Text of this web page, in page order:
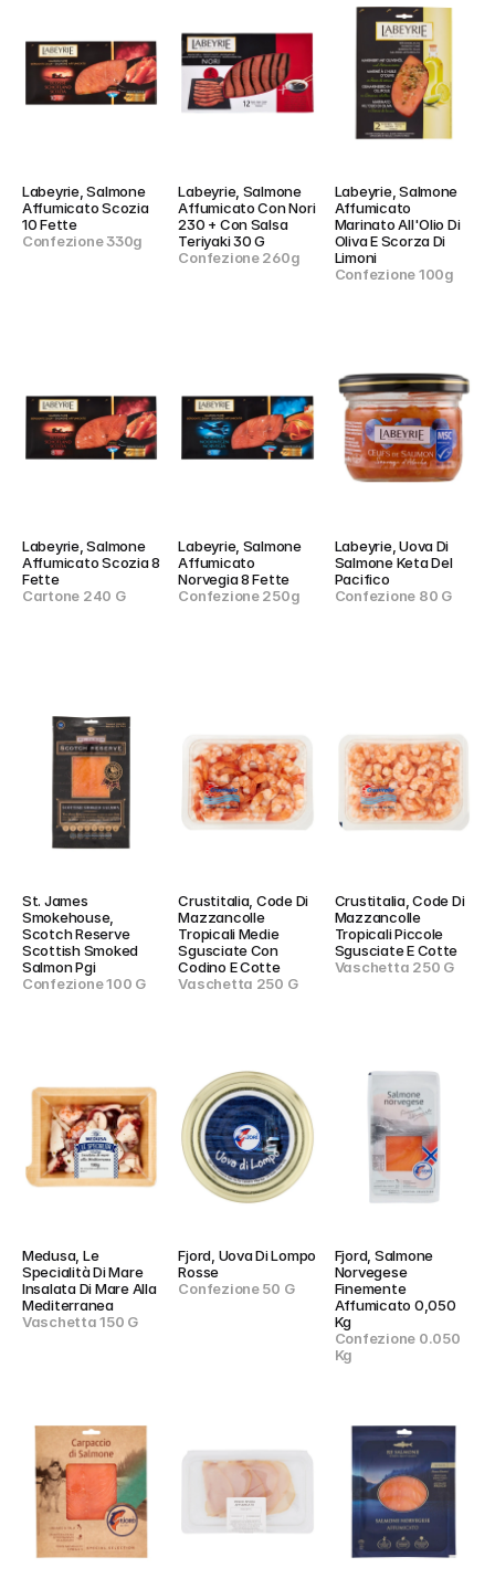
Labeyrie, Salmone
Affumicato Scozia
10 Fette
Confezione 330g
Labeyrie, Salmone
Affumicato Con Nori
230 + Con Salsa
Teriyaki 30 G
Confezione 260g
Labeyrie, Salmone
Affumicato
Marinato All'Olio Di
Oliva E Scorza Di
Limoni
Confezione 100g
Labeyrie, Salmone
Affumicato Scozia 8
Fette
Cartone 240 G
Labeyrie, Salmone
Affumicato
Norvegia 8 Fette
Confezione 250g
Labeyrie, Uova Di
Salmone Keta Del
Pacifico
Confezione 80 G
St. James
Smokehouse,
Scotch Reserve
Scottish Smoked
Salmon Pgi
Confezione 100 G
Crustitalia, Code Di
Mazzancolle
Tropicali Medie
Sgusciate Con
Codino E Cotte
Vaschetta 250 G
Crustitalia, Code Di
Mazzancolle
Tropicali Piccole
Sgusciate E Cotte
Vaschetta 250 G
Medusa, Le
Specialità Di Mare
Insalata Di Mare Alla
Mediterranea
Vaschetta 150 G
Fjord, Uova Di Lompo
Rosse
Confezione 50 G
Fjord, Salmone
Norvegese
Finemente
Affumicato 0,050
Kg
Confezione 0.050
Kg